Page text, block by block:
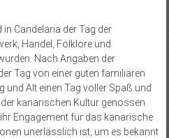
Candelaria der Tag der
Handel, Folklore und
Nach Angaben der
Tag von einer guten familiären
und Alt einen Tag voller Spaß und
kanarischen Kultur genossen.
Engagement für das kanarische
unerlässlich ist, um es bekannt